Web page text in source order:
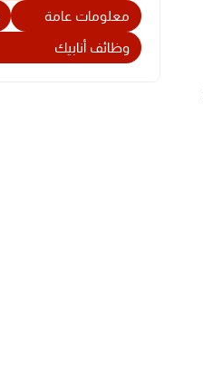
معلومات عامة
وظائف أنابيك